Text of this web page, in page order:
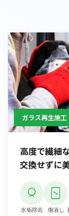
ガラス再生施工
高度で繊細
交換せずに
水垢除去 傷消し